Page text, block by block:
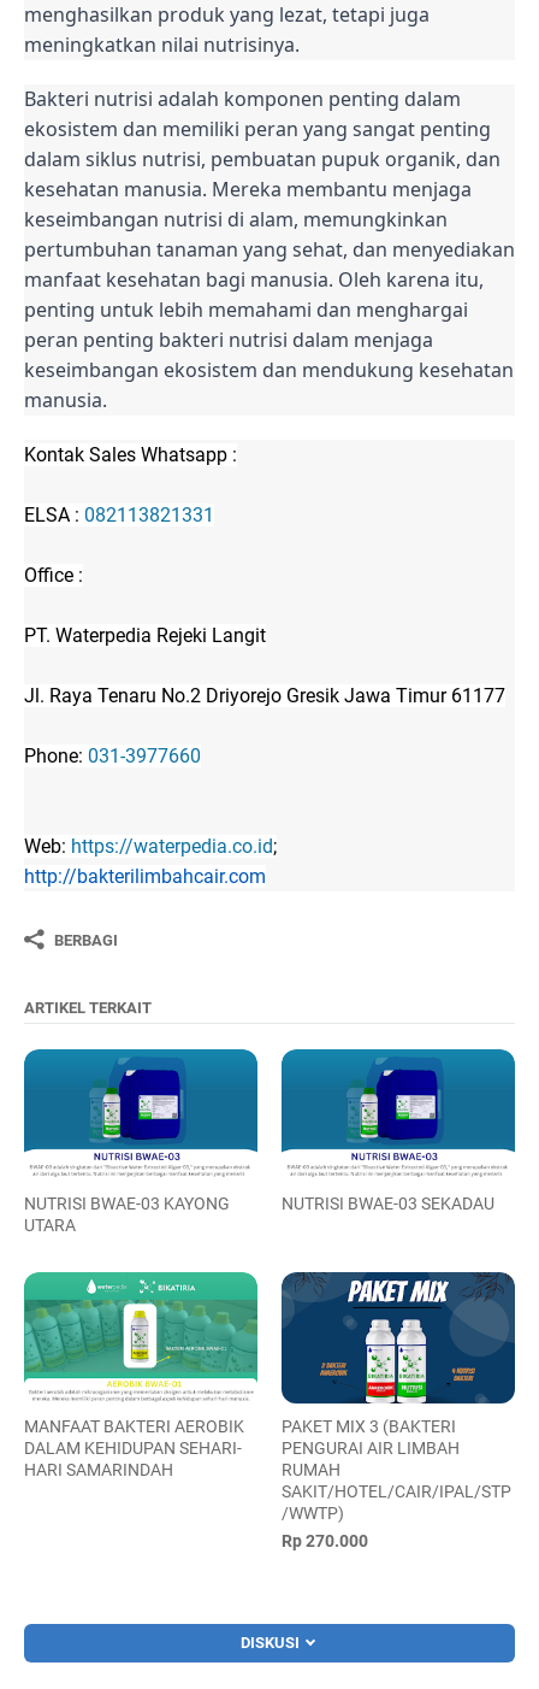
menghasilkan produk yang lezat, tetapi juga
meningkatkan nilai nutrisinya.
Bakteri nutrisi adalah komponen penting dalam
ekosistem dan memiliki peran yang sangat penting
dalam siklus nutrisi, pembuatan pupuk organik, dan
kesehatan manusia. Mereka membantu menjaga
keseimbangan nutrisi di alam, memungkinkan
pertumbuhan tanaman yang sehat, dan menyediakan
manfaat kesehatan bagi manusia. Oleh karena itu,
penting untuk lebih memahami dan menghargai
peran penting bakteri nutrisi dalam menjaga
keseimbangan ekosistem dan mendukung kesehatan
manusia.
Kontak Sales Whatsapp :
ELSA : 082113821331
Office :
PT. Waterpedia Rejeki Langit
Jl. Raya Tenaru No.2 Driyorejo Gresik Jawa Timur 61177
Phone: 031-3977660
Web: https://waterpedia.co.id;
http://bakterilimbahcair.com
BERBAGI
ARTIKEL TERKAIT
NUTRISI BWAE-03 KAYONG
UTARA
NUTRISI BWAE-03 SEKADAU
MANFAAT BAKTERI AEROBIK
DALAM KEHIDUPAN SEHARI-
HARI SAMARINDAH
PAKET MIX 3 (BAKTERI
PENGURAI AIR LIMBAH
RUMAH
SAKIT/HOTEL/CAIR/IPAL/STP
/WWTP)
Rp 270.000
DISKUSI